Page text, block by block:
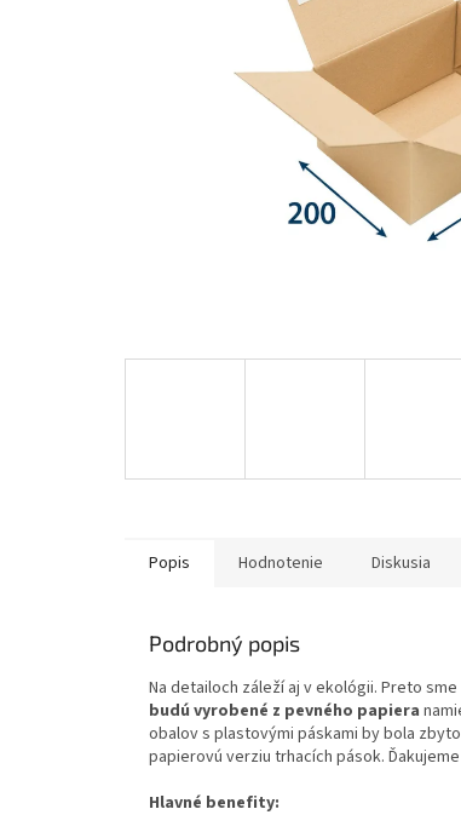
Popis Hodnotenie Diskusia
Podrobný popis
Na detailoch záleží aj v ekológii. Preto
budú vyrobené z pevného papiera
obalov s plastovými páskami by bola
papierovú verziu trhacích pások.
Hlavné benefity: